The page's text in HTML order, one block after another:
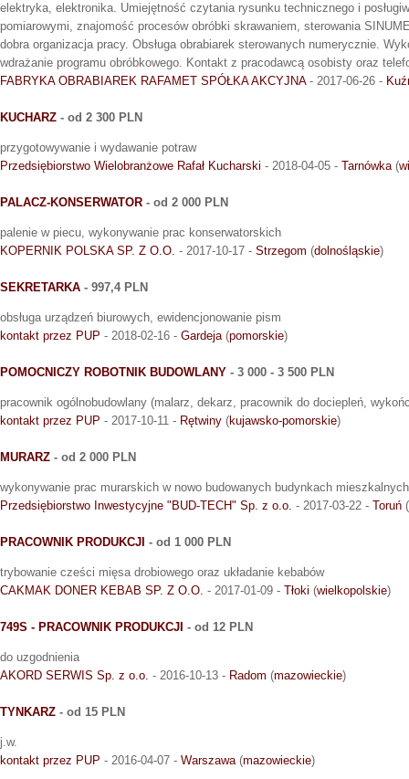
elektryka, elektronika. Umiejętność czytania rysunku technicznego i
pomiarowymi, znajomość procesów obróbki skrawaniem, sterowania
dobra organizacja pracy. Obsługa obrabiarek sterowanych numerycznie.
wdrażanie programu obróbkowego. Kontakt z pracodawcą osobisty oraz
FABRYKA OBRABIAREK RAFAMET SPÓŁKA AKCYJNA- 2017-06-26 -
KUCHARZ - od 2 300 PLN
przygotowywanie i wydawanie potraw
Przedsiębiorstwo Wielobranżowe Rafał Kucharski - 2018-04-05 - Tarnówka(
PALACZ-KONSERWATOR - od 2 000 PLN
palenie w piecu, wykonywanie prac konserwatorskich
KOPERNIK POLSKA SP. Z O.O. - 2017-10-17 - Strzegom (dolnośląskie)
SEKRETARKA - 997,4 PLN
obsługa urządzeń biurowych, ewidencjonowanie pism
kontakt przez PUP - 2018-02-16 - Gardeja(pomorskie)
POMOCNICZY ROBOTNIK BUDOWLANY - 3 000 - 3 500 PLN
pracownik ogólnobudowlany (malarz, dekarz, pracownik do dociepleń,
kontakt przez PUP - 2017-10-11 - Rętwiny (kujawsko-pomorskie)
MURARZ - od 2 000 PLN
wykonywanie prac murarskich w nowo budowanych budynkach mieszkalnych
Przedsiębiorstwo Inwestycyjne "BUD-TECH" Sp. z o.o. - 2017-03-22 - Toruń (
PRACOWNIK PRODUKCJI - od 1 000 PLN
trybowanie cześci mięsa drobiowego oraz układanie kebabów
CAKMAK DONER KEBAB SP. Z O.O. - 2017-01-09 - Tłoki (wielkopolskie)
749S - PRACOWNIK PRODUKCJI - od 12 PLN
do uzgodnienia
AKORD SERWIS Sp. z o.o. - 2016-10-13 - Radom (mazowieckie)
TYNKARZ - od 15 PLN
j.w.
kontakt przez PUP - 2016-04-07 - Warszawa(mazowieckie)